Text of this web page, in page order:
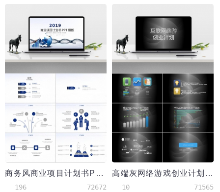
商务风商业项目计划书PPT模板
196 72672
高端灰网络游戏创业计划书PPT模板
10 71565